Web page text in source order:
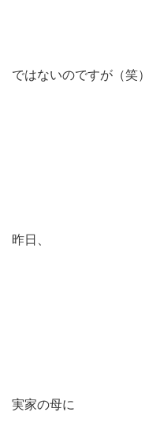
ではないのですが（笑）
昨日、
実家の母に